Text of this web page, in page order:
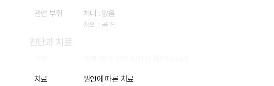
관련 부위
체내 : 없음
체외 : 골격
진단과 치료
치료 원인에 따른 치료